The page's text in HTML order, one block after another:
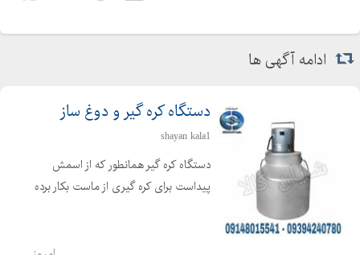
ادامه آگهی ها
دستگاه کره گیر و دوغ ساز
shayan kala1
دستگاه کره گیر همانطور که از اسمش
پیداست برای کره گیری از ماست بکار برده